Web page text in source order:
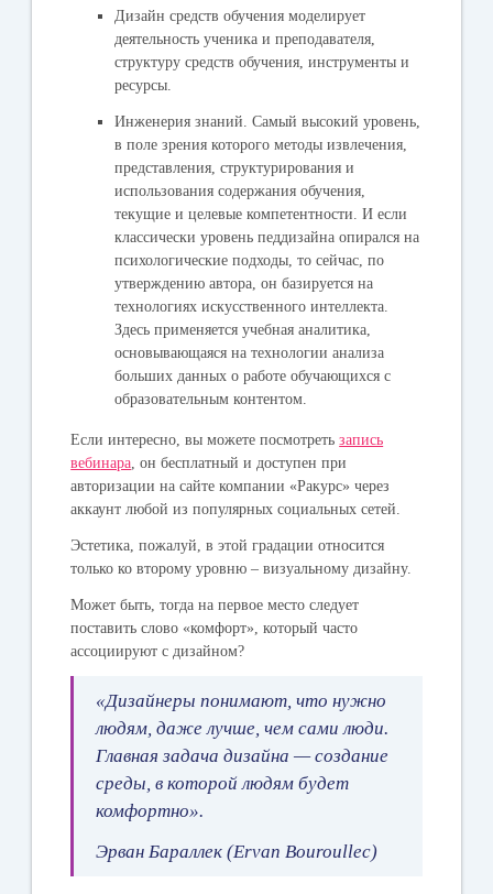
Дизайн средств обучения моделирует
деятельность ученика и преподавателя,
структуру средств обучения, инструменты и
ресурсы.
Инженерия знаний. Самый высокий уровень,
в поле зрения которого методы извлечения,
представления, структурирования и
использования содержания обучения,
текущие и целевые компетентности. И если
классически уровень педдизайна опирался на
психологические подходы, то сейчас, по
утверждению автора, он базируется на
технологиях искусственного интеллекта.
Здесь применяется учебная аналитика,
основывающаяся на технологии анализа
больших данных о работе обучающихся с
образовательным контентом.
Если интересно, вы можете посмотретьзапись
вебинара , он бесплатный и доступен при
авторизации на сайте компании «Ракурс» через
аккаунт любой из популярных социальных сетей.
Эстетика, пожалуй, в этой градации относится
только ко второму уровню – визуальному дизайну.
Может быть, тогда на первое место следует
поставить слово «комфорт», который часто
ассоциируют с дизайном?
«Дизайнеры понимают, что нужно
людям, даже лучше, чем сами люди.
Главная задача дизайна — создание
среды, в которой людям будет
комфортно».
Эрван Бараллек (Ervan Bouroullec)